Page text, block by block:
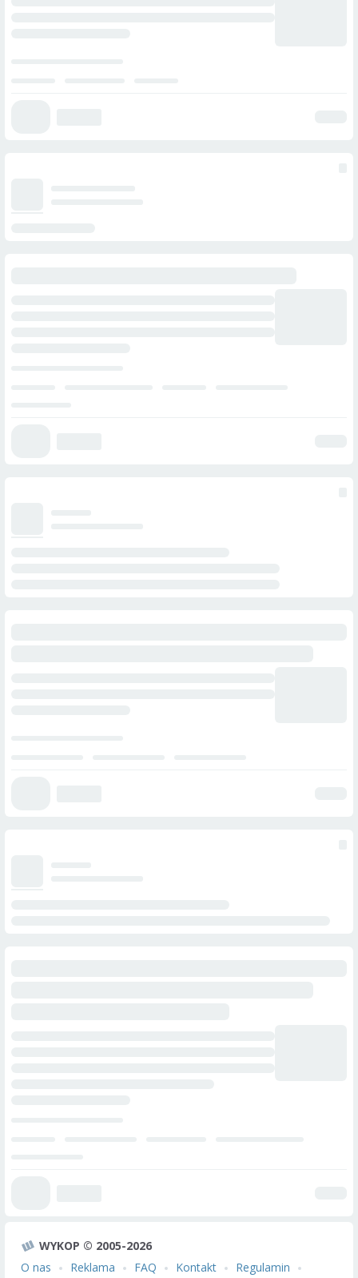
WYKOP © 2005-2026
O nas
Reklama FAQ Kontakt
Regulamin